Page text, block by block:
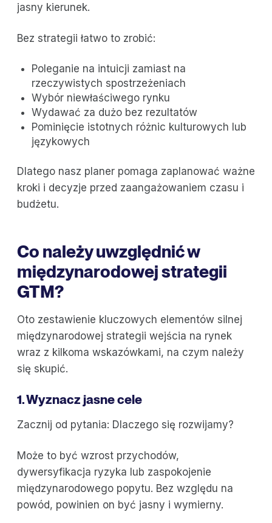
jasny kierunek.
Bez strategii łatwo to zrobić:
Poleganie na intuicji zamiast na
rzeczywistych spostrzeżeniach
Wybór niewłaściwego rynku
Wydawać za dużo bez rezultatów
Pominięcie istotnych różnic kulturowych lub
językowych
Dlatego nasz planer pomaga zaplanować ważne
kroki i decyzje przed zaangażowaniem czasu i
budżetu.
Co należy uwzględnić w
międzynarodowej strategii
GTM?
Oto zestawienie kluczowych elementów silnej
międzynarodowej strategii wejścia na rynek
wraz z kilkoma wskazówkami, na czym należy
się skupić.
1. Wyznacz jasne cele
Zacznij od pytania: Dlaczego się rozwijamy?
Może to być wzrost przychodów,
dywersyfikacja ryzyka lub zaspokojenie
międzynarodowego popytu. Bez względu na
powód, powinien on być jasny i wymierny.